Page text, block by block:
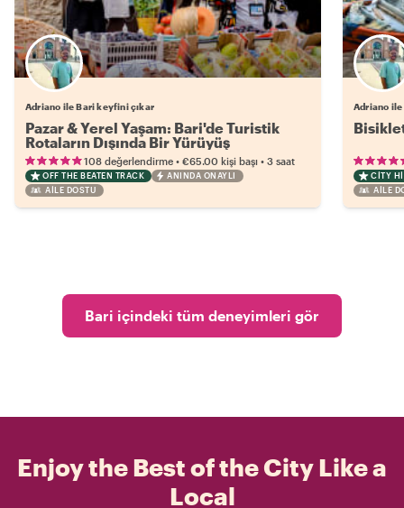
Adriano ile Bari keyfini çıkar
Pazar & Yerel Yaşam: Bari'de Turistik
Rotaların Dışında Bir Yürüyüş
108 değerlendirme • €65.00 kişi başı • 3 saat
OFF THE BEATEN TRACK
ANINDA ONAYLI
AILE DOSTU
Adriano
CITY
AILE
Bari içindeki tüm deneyimleri gör
Enjoy the Best of the City Like a
Local